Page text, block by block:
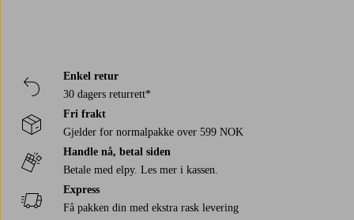
Enkel retur
30 dagers returrett*
Fri frakt
Gjelder for normalpakke over 599 NOK
Handle nå, betal siden
Betale med elpy. Les mer i kassen.
Express
Få pakken din med ekstra rask levering